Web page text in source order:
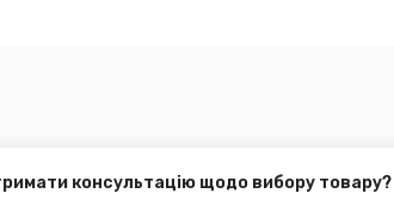
консультацію щодо вибору товару?